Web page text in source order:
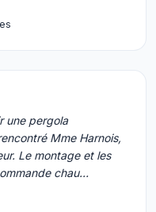
une pergola
Mme Harnois,
Le montage et les
chau…